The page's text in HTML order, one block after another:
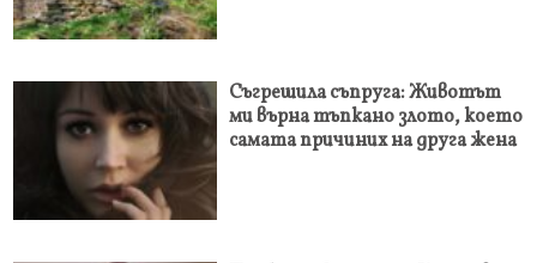
Съгрешила съпруга: Животът
ми върна тъпкано злото, което
самата причиних на друга жена